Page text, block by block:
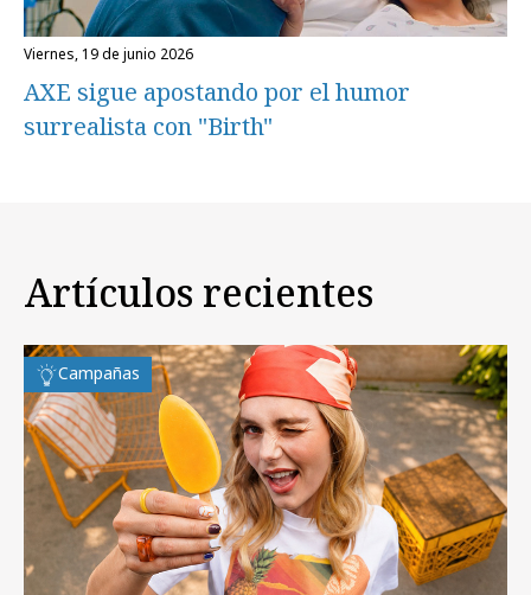
viernes, 19 de junio 2026
AXE sigue apostando por el humor
surrealista con "Birth"
Artículos recientes
Campañas